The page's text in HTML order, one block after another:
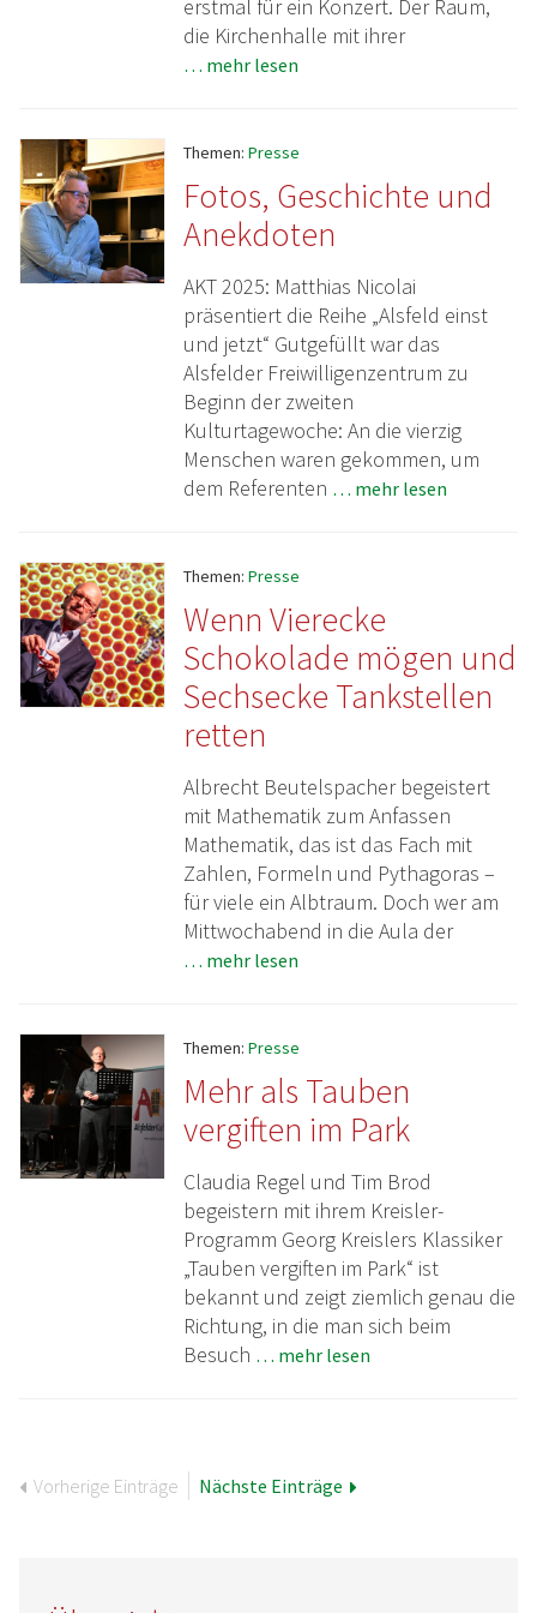
erstmal für ein Konzert. Der Raum,
die Kirchenhalle mit ihrer
… mehr lesen
Themen: Presse
Fotos, Geschichte und
Anekdoten
AKT 2025: Matthias Nicolai
präsentiert die Reihe „Alsfeld einst
und jetzt“ Gutgefüllt war das
Alsfelder Freiwilligenzentrum zu
Beginn der zweiten
Kulturtagewoche: An die vierzig
Menschen waren gekommen, um
dem Referenten … mehr lesen
Themen: Presse
Wenn Vierecke
Schokolade mögen und
Sechsecke Tankstellen
retten
Albrecht Beutelspacher begeistert
mit Mathematik zum Anfassen
Mathematik, das ist das Fach mit
Zahlen, Formeln und Pythagoras –
für viele ein Albtraum. Doch wer am
Mittwochabend in die Aula der
… mehr lesen
Themen: Presse
Mehr als Tauben
vergiften im Park
Claudia Regel und Tim Brod
begeistern mit ihrem Kreisler-
Programm Georg Kreislers Klassiker
„Tauben vergiften im Park“ ist
bekannt und zeigt ziemlich genau die
Richtung, in die man sich beim
Besuch … mehr lesen
Vorherige Einträge Nächste Einträge